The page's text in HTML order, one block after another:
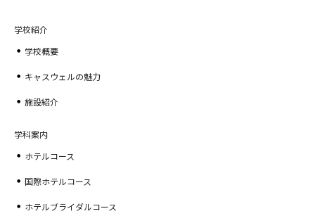
学校紹介
学校概要
キャスウェルの魅力
施設紹介
学科案内
ホテルコース
国際ホテルコース
ホテルブライダルコース